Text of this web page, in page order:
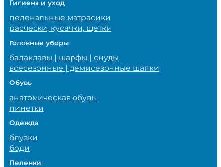
Гигиена и уход
пеленальные матрасики
расчески, кусачки, щетки
Головные уборы
балаклавы | шарфы | снуды
всесезонные | демисезонные шапки
Обувь
анатомическая обувь
пинетки
Одежда
блузки
боди
Пеленки